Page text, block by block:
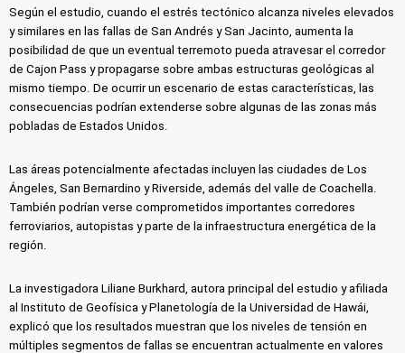
Según el estudio, cuando el estrés tectónico alcanza niveles elevados
y similares en las fallas de San Andrés y San Jacinto, aumenta la
posibilidad de que un eventual terremoto pueda atravesar el corredor
de Cajon Pass y propagarse sobre ambas estructuras geológicas al
mismo tiempo. De ocurrir un escenario de estas características, las
consecuencias podrían extenderse sobre algunas de las zonas más
pobladas de Estados Unidos.
Las áreas potencialmente afectadas incluyen las ciudades de Los
Ángeles, San Bernardino y Riverside, además del valle de Coachella.
También podrían verse comprometidos importantes corredores
ferroviarios, autopistas y parte de la infraestructura energética de la
región.
La investigadora Liliane Burkhard, autora principal del estudio y afiliada
al Instituto de Geofísica y Planetología de la Universidad de Hawái,
explicó que los resultados muestran que los niveles de tensión en
múltiples segmentos de fallas se encuentran actualmente en valores